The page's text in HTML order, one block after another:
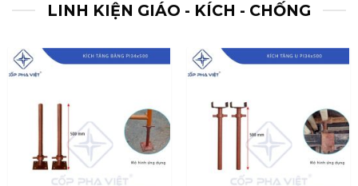
LINH KIỆN GIÁO - KÍCH - CHỐNG